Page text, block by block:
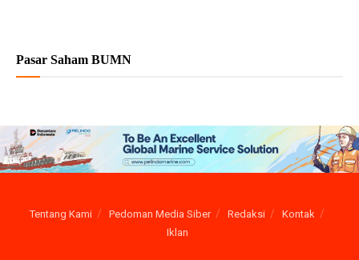
Pasar Saham BUMN
Tentang Kami Pedoman Media Siber Redaksi
Kontak
Iklan